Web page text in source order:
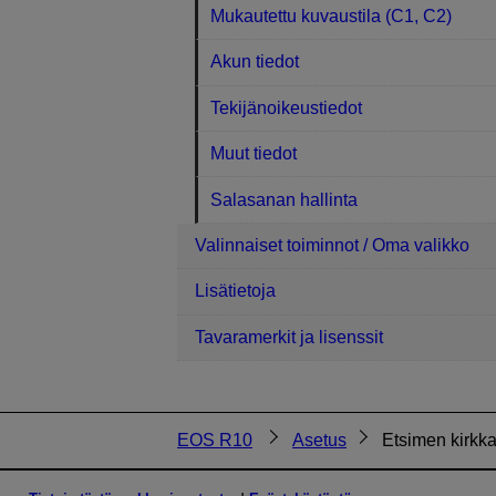
Mukautettu kuvaustila (C1, C2)
Akun tiedot
Tekijänoikeustiedot
Muut tiedot
Salasanan hallinta
Valinnaiset toiminnot / Oma valikko
Lisätietoja
Tavaramerkit ja lisenssit
EOS R10 Asetus Etsimen